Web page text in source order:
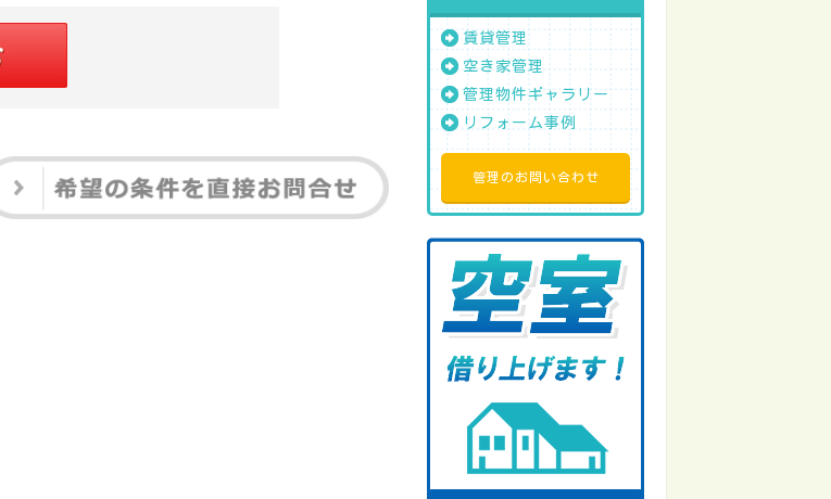
賃貸管理
空き家管理
管理物件ギャラリー
リフォーム事例
管理のお問い合わせ